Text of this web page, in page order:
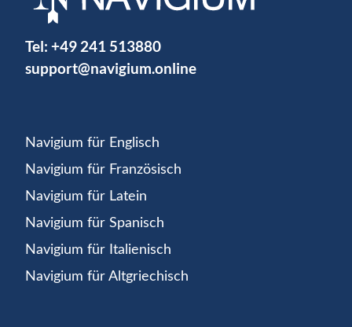
Tel: +49 241 513880
support@navigium.online
Navigium für Englisch
Navigium für Französisch
Navigium für Latein
Navigium für Spanisch
Navigium für Italienisch
Navigium für Altgriechisch